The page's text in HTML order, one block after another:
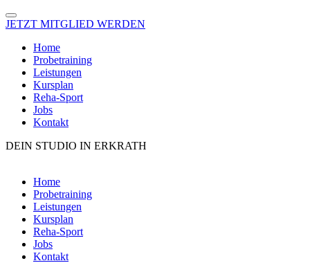
JETZT MITGLIED WERDEN
Home
Probetraining
Leistungen
Kursplan
Reha-Sport
Jobs
Kontakt
DEIN STUDIO IN ERKRATH
springenHome
Probetraining
Leistungen
Kursplan
Reha-Sport
Jobs
Kontakt